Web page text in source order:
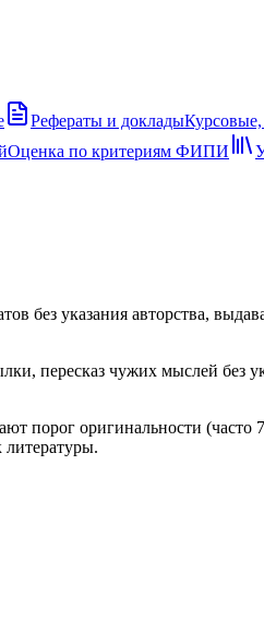
Рефераты и доклады
Оценка по критериям ФИПИ
без указания авторства,
пересказ чужих мыслей
порог оригинальности